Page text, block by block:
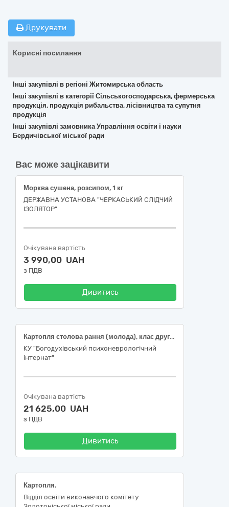
Друкувати
Корисні посилання
Інші закупівлі в регіоні Житомирська область
Інші закупівлі в категорії Сільськогосподарська, фермерська
продукція, продукція рибальства, лісівництва та супутня
продукція
Інші закупівлі замовника Управління освіти і науки
Бердичівської міської ради
Вас може зацікавити
Морква сушена, розсипом, 1 кг
ДЕРЖАВНА УСТАНОВА "ЧЕРКАСЬКИЙ СЛІДЧИЙ
ІЗОЛЯТОР"
Очікувана вартість
3 990,00 UAH
з ПДВ
Дивитись
Картопля столова рання (молода), клас другий, ДСТУ 9221
КУ "Богодухівський психоневрологічний
інтернат"
Очікувана вартість
21 625,00 UAH
з ПДВ
Дивитись
Картопля.
Відділ освіти виконавчого комітету